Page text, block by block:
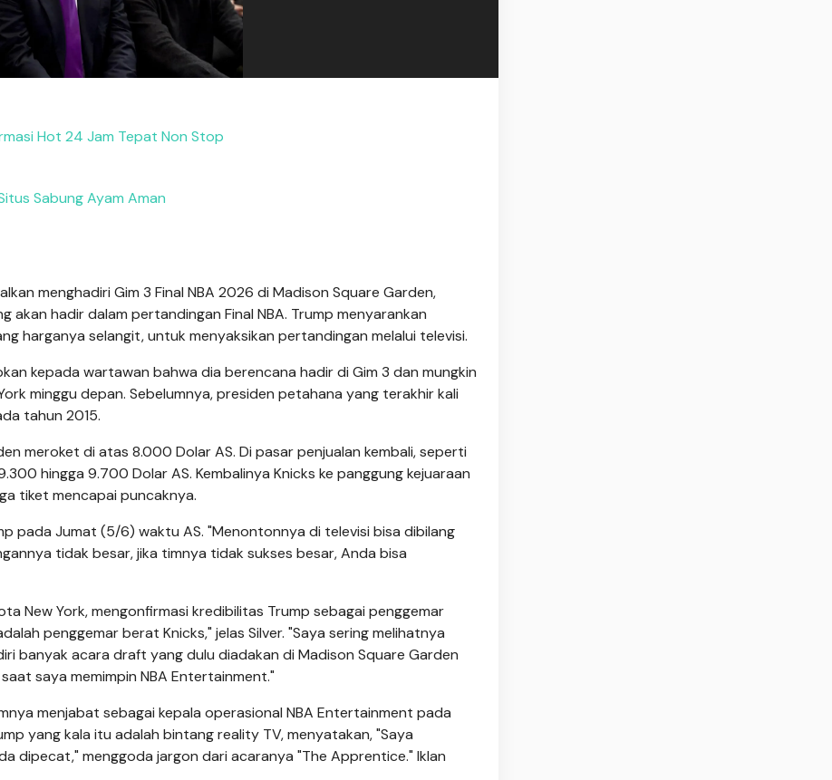
Hot 24 Jam Tepat Non Stop
Sabung Ayam Aman
menghadiri Gim 3 Final NBA 2026 di Madison Square Garden,
hadir dalam pertandingan Final NBA. Trump menyarankan
harganya selangit, untuk menyaksikan pertandingan melalui televisi.
kepada wartawan bahwa dia berencana hadir di Gim 3 dan mungkin
minggu depan. Sebelumnya, presiden petahana yang terakhir kali
tahun 2015.
meroket di atas 8.000 Dolar AS. Di pasar penjualan kembali, seperti
hingga 9.700 Dolar AS. Kembalinya Knicks ke panggung kejuaraan
tiket mencapai puncaknya.
pada Jumat (5/6) waktu AS. "Menontonnya di televisi bisa dibilang
tidak besar, jika timnya tidak sukses besar, Anda bisa
New York, mengonfirmasi kredibilitas Trump sebagai penggemar
penggemar berat Knicks," jelas Silver. "Saya sering melihatnya
banyak acara draft yang dulu diadakan di Madison Square Garden
saya memimpin NBA Entertainment."
menjabat sebagai kepala operasional NBA Entertainment pada
yang kala itu adalah bintang reality TV, menyatakan, "Saya
dipecat," menggoda jargon dari acaranya "The Apprentice." Iklan